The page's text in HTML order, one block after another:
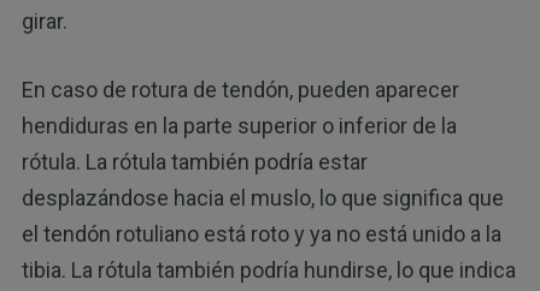
girar.
En caso de rotura de tendón, pueden aparecer
hendiduras en la parte superior o inferior de la
rótula. La rótula también podría estar
desplazándose hacia el muslo, lo que significa que
el tendón rotuliano está roto y ya no está unido a la
tibia. La rótula también podría hundirse, lo que indica